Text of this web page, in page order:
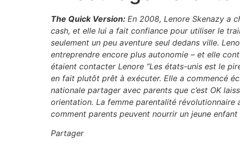
The Quick Version: En 2008, Lenore Skenazy a
cash, et elle lui a fait confiance pour utiliser le
seulement un peu aventure seul dedans ville.
entreprendre encore plus autonomie – et elle
étaient contacter Lenore “Les états-unis est le
en fait plutôt prêt à exécuter. Elle a commencé
nationale partager avec parents que c’est OK
orientation. La femme parentalité
comment parents peuvent nourrir un jeune
Partager